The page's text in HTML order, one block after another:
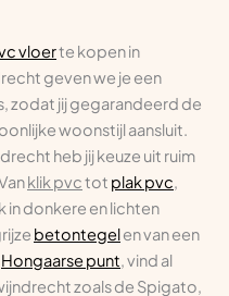
vloerte kopen in
geven we je een
zodat jij gegarandeerd de
woonstijl aansluit.
heb jij keuze uit ruim
klik pvctot plak pvc,
in donkere en lichten
betontegelen van een
Hongaarse punt, vind al
zoals de Spigato,